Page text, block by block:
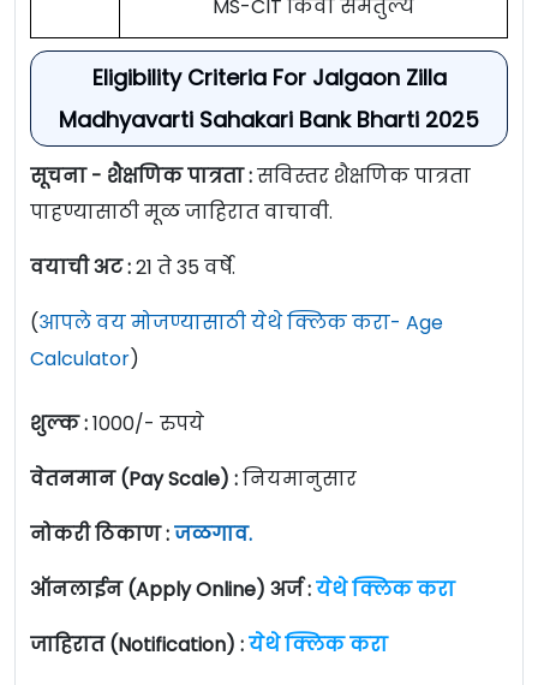
MS-CIT किंवा समतुल्य
Eligibility Criteria For Jalgaon Zilla
Madhyavarti Sahakari Bank Bharti 2025
सूचना - शैक्षणिक पात्रता :सविस्तर शैक्षणिक पात्रता
पाहण्यासाठी मूळ जाहिरात वाचावी.
वयाची अट :21 ते 35 वर्षे.
(आपले वय मोजण्यासाठी येथे क्लिक करा- Age
Calculator)
शुल्क :1000/- रुपये
वेतनमान (Pay Scale) :नियमानुसार
नोकरी ठिकाण :जळगाव.
ऑनलाईन (Apply Online) अर्ज :येथे क्लिक करा
जाहिरात (Notification) :येथे क्लिक करा